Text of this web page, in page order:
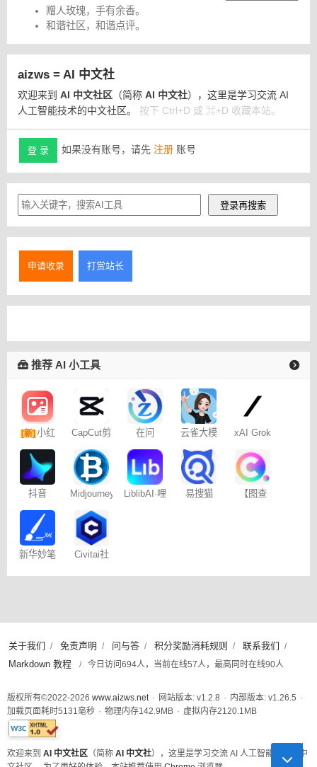
赠人玫瑰，手有余香。
和谐社区，和谐点评。
aizws = AI 中文社
欢迎来到 AI 中文社区 （简称 AI 中文社），这里是学习交流 AI
人工智能技术的中文社区。 按下 Ctrl+D 或 ⌘+D 收藏本站。
登 录 如果没有账号，请先 注册 账号
申请收录 打赏站长
推荐 AI 小工具
[新] 小红
书图文笔
记
CapCut剪
在问
云雀大模
xAI Grok
抖音
– 免费
Midjourney
（咒语）
生成器
LiblibAI·哩
易搜猫
【图查
新华妙笔
Civitai社
关于我们 / 免责声明 / 问与答 / 积分奖励消耗规则 / 联系我们 /
Markdown 教程 / 今日访问694人，当前在线57人，最高同时在线90人
版权所有©2022-2026 www.aizws.net · 网站版本: v1.2.8 · 内部版本: v1.26.5 ·
加载页面耗时5131毫秒 · 物理内存142.9 MB · 虚拟内存2120.1 MB
此页面已通过W3C XHTML 1.0 Strict标准验证
欢迎来到 AI 中文社区 （简称 AI 中文社），这里是学习交流 AI 人工智能技术的中